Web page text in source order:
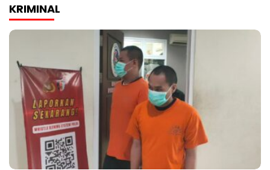
KRIMINAL